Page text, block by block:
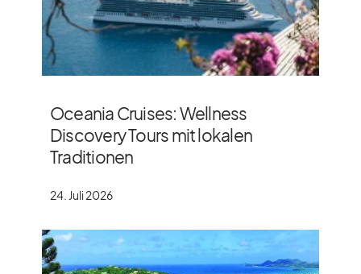
Oceania Cruises: Wellness
Discovery Tours mit lokalen
Traditionen
24. Juli 2026